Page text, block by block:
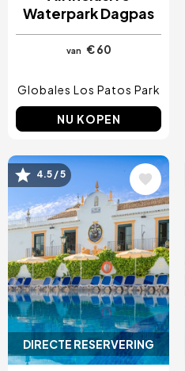
Waterpark Dagpas
van € 60
Globales Los Patos Park
NU KOPEN
DIRECTE RESERVERING
Afbeelding
4.5 / 5